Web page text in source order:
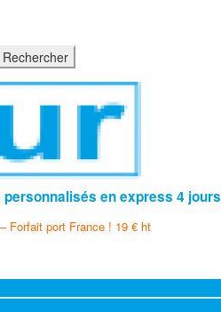
en express 4 jours
Forfait port France ! 19 € ht